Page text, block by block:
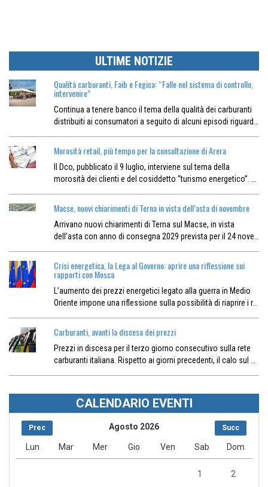
ULTIME NOTIZIE
Qualità carburanti, Faib e Fegica: “Falle nel sistema di controllo,
intervenire”
Continua a tenere banco il tema della qualità dei carburanti
distribuiti ai consumatori a seguito di alcuni episodi riguard…
Morosità retail, più tempo per la consultazione di Arera
Il Dco, pubblicato il 9 luglio, interviene sul tema della
morosità dei clienti e del cosiddetto “turismo energetico”. …
Macse, nuovi chiarimenti di Terna in vista dell’asta di novembre
Arrivano nuovi chiarimenti di Terna sul Macse, in vista
dell’asta con anno di consegna 2029 prevista per il 24 nove…
Crisi energetica, la Lega al Governo: aprire una riflessione sui
rapporti con Mosca
L’aumento dei prezzi energetici legato alla guerra in Medio
Oriente impone una riflessione sulla possibilità di riaprire i r…
Carburanti, avanti la discesa dei prezzi
Prezzi in discesa per il terzo giorno consecutivo sulla rete
carburanti italiana. Rispetto ai giorni precedenti, il calo sul …
CALENDARIO EVENTI
Prec Succ
Agosto 2026
Lun Mar Mer Gio Ven Sab Dom
1 2